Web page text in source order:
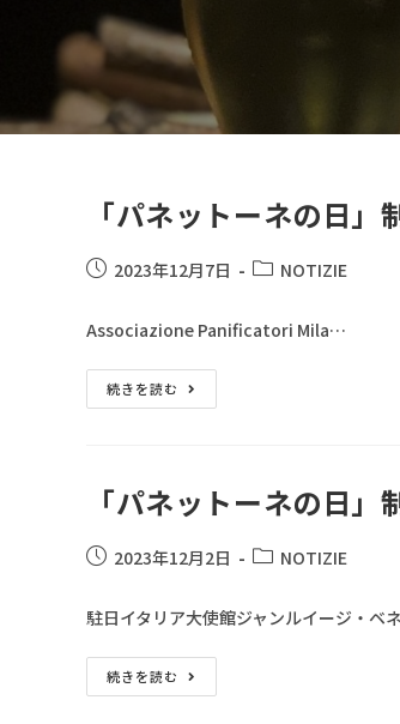
「パネットーネの日」
2023年12月7日 NOTIZIE
Associazione Panificatori Mila…
続きを読む
「パネットーネの日」
2023年12月2日 NOTIZIE
駐日イタリア大使館ジャンルイージ・ベ
続きを読む